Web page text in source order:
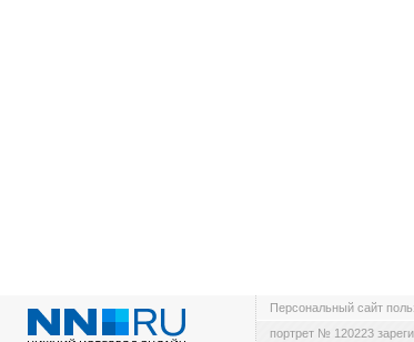
Персональный сайт
портрет № 120223